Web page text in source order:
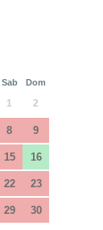
Sab Dom
1 2
8 9
15 16
22 23
29 30